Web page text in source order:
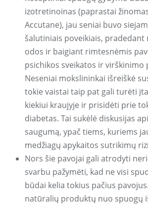
izotretinoinas (paprastai
Accutane), jau seniai buvo
šalutiniais poveikiais, pradedant
odos ir baigiant rimtesnėmis
psichikos sveikatos ir virškinimo
Neseniai mokslininkai išreiškė
tokie vaistai taip pat gali turėti
kiekiui kraujyje ir prisidėti prie
diabetas. Tai sukėlė diskusijas
saugumą, ypač tiems, kuriems
medžiagų apykaitos sutrikimų
Nors šie pavojai gali atrodyti
svarbu pažymėti, kad ne visi
būdai kelia tokius pačius
natūralių produktų nuo spuogų